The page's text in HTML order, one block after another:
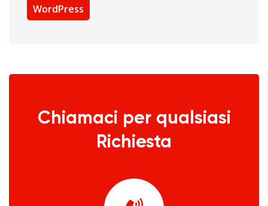
WordPress
Chiamaci per qualsiasi
Richiesta